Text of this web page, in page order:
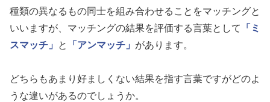
種類の異なるもの同士を組み合わせることをマッチングと
いいますが、マッチングの結果を評価する言葉として
「ミ
スマッチ」
と 「アンマッチ」 があります。
どちらもあまり好ましくない結果を指す言葉ですがどのよ
うな違いがあるのでしょうか。